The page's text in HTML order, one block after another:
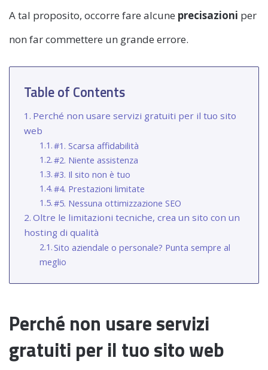
A tal proposito, occorre fare alcune precisazioni per
non far commettere un grande errore.
Table of Contents
Perché non usare servizi gratuiti per il tuo sito
web
#1. Scarsa affidabilità
#2. Niente assistenza
#3. Il sito non è tuo
#4. Prestazioni limitate
#5. Nessuna ottimizzazione SEO
Oltre le limitazioni tecniche, crea un sito con un
hosting di qualità
Sito aziendale o personale? Punta sempre al
meglio
Perché non usare servizi
gratuiti per il tuo sito web